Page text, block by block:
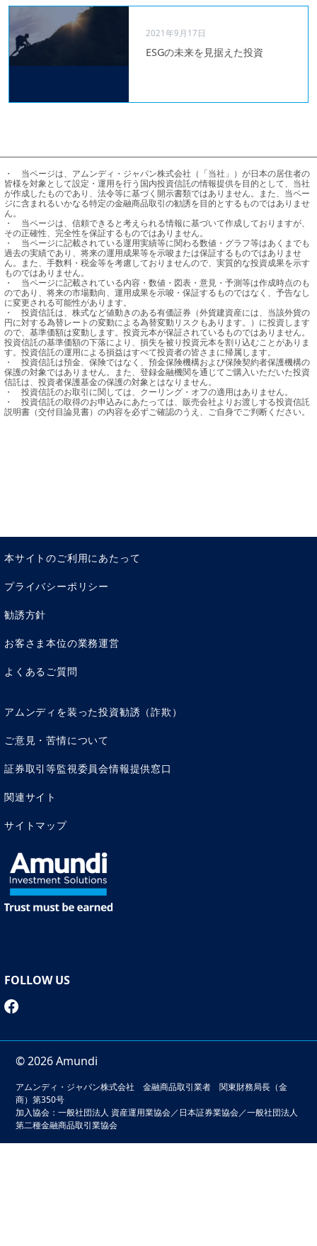
2021年9月17日
ESGの未来を見据えた投資
・	当ページは、アムンディ・ジャパン株式会社（「当社」）が日本の居住者の
皆様を対象として設定・運用を行う国内投資信託の情報提供を目的として、当社
が作成したものであり、法令等に基づく開示書類ではありません。また、当ペー
ジに含まれるいかなる特定の金融商品取引の勧誘を目的とするものではありませ
ん。
・	当ページは、信頼できると考えられる情報に基づいて作成しておりますが、
その正確性、完全性を保証するものではありません。
・	当ページに記載されている運用実績等に関わる数値・グラフ等はあくまでも
過去の実績であり、将来の運用成果等を示唆または保証するものではありませ
ん。また、手数料・税金等を考慮しておりませんので、実質的な投資成果を示す
ものではありません。
・	当ページに記載されている内容・数値・図表・意見・予測等は作成時点のも
のであり、将来の市場動向、運用成果を示唆・保証するものではなく、予告なし
に変更される可能性があります。
・	投資信託は、株式など値動きのある有価証券（外貨建資産には、当該外貨の
円に対する為替レートの変動による為替変動リスクもあります。）に投資します
ので、基準価額は変動します。投資元本が保証されているものではありません。
投資信託の基準価額の下落により、損失を被り投資元本を割り込むことがありま
す。投資信託の運用による損益はすべて投資者の皆さまに帰属します。
・	投資信託は預金、保険ではなく、預金保険機構および保険契約者保護機構の
保護の対象ではありません。また、登録金融機関を通じてご購入いただいた投資
信託は、投資者保護基金の保護の対象とはなりません。
・	投資信託のお取引に関しては、クーリング・オフの適用はありません。
・	投資信託の取得のお申込みにあたっては、販売会社よりお渡しする投資信託
説明書（交付目論見書）の内容を必ずご確認のうえ、ご自身でご判断ください。
本サイトのご利用にあたって
プライバシーポリシー
勧誘方針
お客さま本位の業務運営
よくあるご質問
アムンディを装った投資勧誘（詐欺）
ご意見・苦情について
証券取引等監視委員会情報提供窓口
関連サイト
サイトマップ
FOLLOW US
© 2026 Amundi
アムンディ・ジャパン株式会社 金融商品取引業者 関東財務局長（金
商）第350号
加入協会：一般社団法人 資産運用業協会／日本証券業協会／一般社団法人
第二種金融商品取引業協会